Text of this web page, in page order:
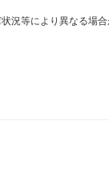
況等により異なる場